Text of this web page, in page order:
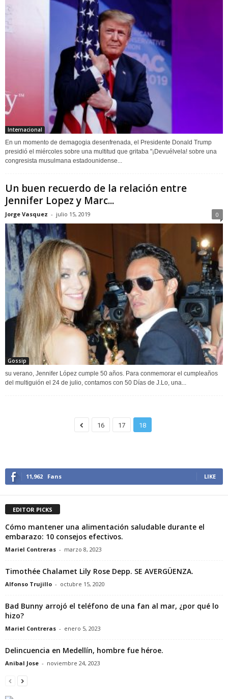
Internacional
En un momento de demagogia desenfrenada, el Presidente Donald Trump
presidió el miércoles sobre una multitud que gritaba "¡Devuélvela! sobre una
congresista musulmana estadounidense...
Un buen recuerdo de la relación entre
Jennifer Lopez y Marc...
Jorge Vasquez - julio 15, 2019 0
Gossip
su verano, Jennifer López cumple 50 años. Para conmemorar el cumpleaños
del multiguión el 24 de julio, contamos con 50 Días de J.Lo, una...
16 17 18
11,962 Fans LIKE
EDITOR PICKS
Cómo mantener una alimentación saludable durante el
embarazo: 10 consejos efectivos.
Mariel Contreras - marzo 8, 2023
Timothée Chalamet Lily Rose Depp. SE AVERGÜENZA.
Alfonso Trujillo - octubre 15, 2020
Bad Bunny arrojó el teléfono de una fan al mar, ¿por qué lo
hizo?
Mariel Contreras - enero 5, 2023
Delincuencia en Medellín, hombre fue héroe.
Anibal Jose - noviembre 24, 2023